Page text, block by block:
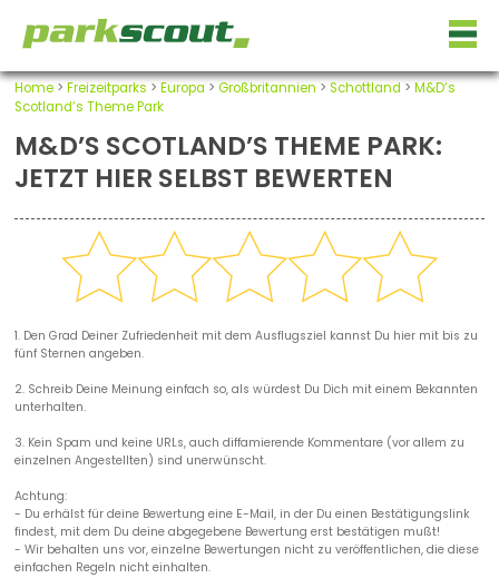
Home> Freizeitparks > Europa > Großbritannien > Schottland > M&D’s
Scotland’s Theme Park
M&D’S SCOTLAND’S THEME PARK:
JETZT HIER SELBST BEWERTEN
1. Den Grad Deiner Zufriedenheit mit dem Ausflugsziel kannst Du hier mit bis zu
fünf Sternen angeben.
2. Schreib Deine Meinung einfach so, als würdest Du Dich mit einem Bekannten
unterhalten.
3. Kein Spam und keine URLs, auch diffamierende Kommentare (vor allem zu
einzelnen Angestellten) sind unerwünscht.
Achtung:
- Du erhälst für deine Bewertung eine E-Mail, in der Du einen Bestätigungslink
findest, mit dem Du deine abgegebene Bewertung erst bestätigen mußt!
- Wir behalten uns vor, einzelne Bewertungen nicht zu veröffentlichen, die diese
einfachen Regeln nicht einhalten.